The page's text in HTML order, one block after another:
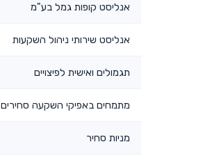
אנליסט קופות גמל בע"מ
אנליסט שירותי ניהול השקעות
תגמולים ואישית לפיצויים
מתמחים באפיקי השקעה סחירים
מניות סחיר